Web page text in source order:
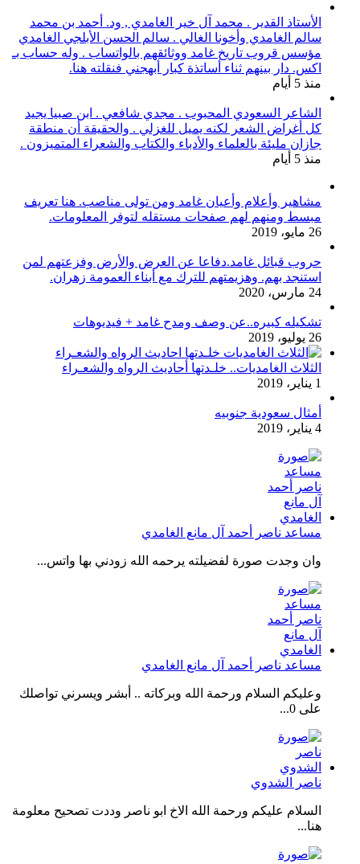
الأستاذ القدير . محمد آل خير الغامدي , ود. أحمد بن محمد
سالم الغامدي وأخونا الغالي . سالم الحسن الأبلجي الغامدي
مؤسس قروب تاريخ غامد ووثائقهم بالواتساب . وله حساب بـ
اكس. دار بينهم ثناء أساتذة كبار أبهجني فنقلته هنا.
منذ 5 أيام
الشاعر السعودي المحبوب . مجدي شافعي . ابن صبيا يجيد
كل أغراض الشعر لكنه يميل للغزلي . والحقيقة أن منطقة
جازان مليئة بالعلماء والأدباء والكتاب والشعراء المتميزون .
منذ 5 أيام
مشاهير وأعلام وأعيان غامد ومن تولى مناصب. هنا تعريف
مبسط ومنهم لهم صفحات مستقله لتوفر المعلومات.
26 مايو، 2019
حروب قبائل غامد.دفاعا عن العرض والأرض وفزعتهم لمن
استنجد بهم. وهزيمتهم للترك مع أبناء العمومة زهران.
24 مارس، 2020
تشكيله كبيره..عن وصف ومدح غامد + فيديوهات
26 يوليو، 2019
الثلاث الغامديات.. خلـدتها أحاديث الرواه والشعـراء
1 يناير، 2019
أمثال سعودية جنوبيه
4 يناير، 2019
مساعد ناصر أحمد آل مانع الغامدي
وان وجدت صورة لفضيلته يرحمه الله زودني بها واتس...
مساعد ناصر أحمد آل مانع الغامدي
وعليكم السلام ورحمة الله وبركاته .. أبشر ويسرني تواصلك
على 0...
ناصر الشدوي
السلام عليكم ورحمة الله الاخ ابو ناصر وددت تصحيح معلومة
هنا...